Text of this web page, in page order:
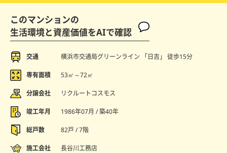
このマンションの
生活環境と資産価値をAIで確認
交通 横浜市交通局グリーンライン 「日吉」 徒歩15分
専有面積 53㎡～72㎡
分譲会社 リクルートコスモス
竣工年月 1986年07月 / 築40年
総戸数 82戸 / 7階
施工会社 長谷川工務店